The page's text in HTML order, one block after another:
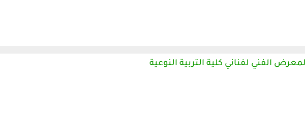
الفني لفناني كلية التربية النوعية